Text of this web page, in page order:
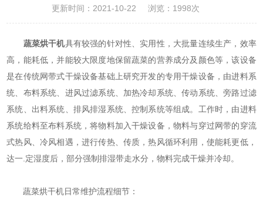
更新时间：2021-10-22 浏览：1998次
蔬菜烘干机具有较强的针对性、实用性，大批量连续生产，效率
高，能耗低，并能较大限度地保留蔬菜的营养成分及颜色等，该设备
是在传统网带式干燥设备基础上研究开发的专用干燥设备，由进料系
统、布料系统、进风过滤系统、加热冷却系统、传动系统、旁路过滤
系统、出料系统、排风排湿系统、控制系统等组成。工作时，由进料
系统给料至布料系统，将物料加入干燥设备，物料与穿过网带的穿流
式热风、冷风相遇，进行传热、传质，热风循环利用，使能耗更低，
达一.定湿度后，部分强制排湿带走水分，物料完成干燥并冷却。
蔬菜烘干机日常维护流程细节：